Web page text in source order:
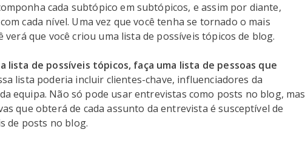
cada subtópico em subtópicos, e assim por diante,
cada nível. Uma vez que você tenha se tornado o mais
verá que você criou uma lista de possíveis tópicos de blog.
lista de possíveis tópicos, faça uma lista de pessoas que
lista poderia incluir clientes-chave, influenciadores da
equipa. Não só pode usar entrevistas como posts no blog, mas
que obterá de cada assunto da entrevista é susceptível de
de posts no blog.